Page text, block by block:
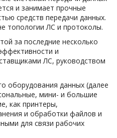
и занимает прочные
средств передачи данных.
топологии ЛС и протоколы.
за последние несколько
и
ЛС, руководством
оборудования данных (далее
мини- и большие
как принтеры,
и обработки файлов и
для связи рабочих